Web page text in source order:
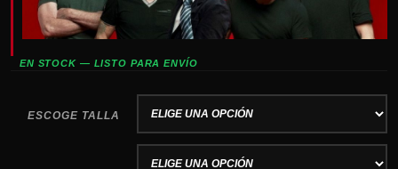
EN STOCK — LISTO PARA ENVÍO
ESCOGE TALLA